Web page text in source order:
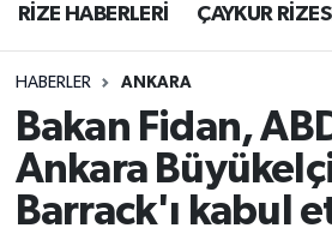
RİZE HABERLERİ ÇAYKUR
HABERLER ANKARA
Bakan Fidan,
Ankara
Barrack'ı kabul
Asayiş
Rize Jandarma Komutanlığı
Bilim Teknoloji
Merkez Trafik Yoğunluk
Süper Lig Puan Durumu ve
Tüm Manşetler